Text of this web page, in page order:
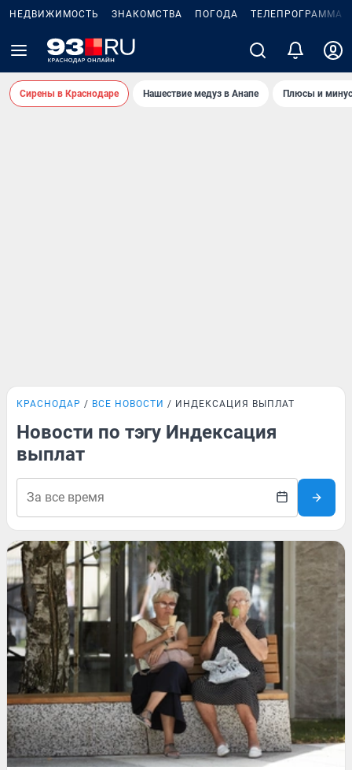
НЕДВИЖИМОСТЬ ЗНАКОМСТВА ПОГОДА ТЕЛЕПРОГРАММА
Сирены в Краснодаре Нашествие медуз в Анапе Плюсы и
КРАСНОДАР ВСЕ НОВОСТИ ИНДЕКСАЦИЯ ВЫПЛАТ
Новости по тэгу Индексация
выплат